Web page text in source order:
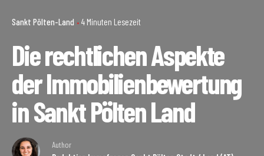
Sankt Pölten-Land 4 Minuten Lesezeit
Die rechtlichen Aspekte
der Immobilienbewertung
in Sankt Pölten Land
Author